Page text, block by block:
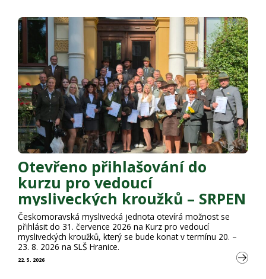
Otevřeno přihlašování do
kurzu pro vedoucí
mysliveckých kroužků – SRPEN
2026
22. 5. 2026
Českomoravská myslivecká jednota otevírá možnost se
přihlásit do 31. července 2026 na Kurz pro vedoucí
mysliveckých kroužků, který se bude konat v termínu 20. –
23. 8. 2026 na SLŠ Hranice.